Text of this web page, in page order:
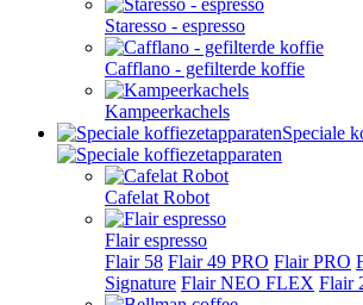
Staresso - espresso
Cafflano - gefilterde koffie
Kampeerkachels
Speciale
Cafelat Robot
Flair espresso
Flair 58 Flair 49 PRO Flair PRO
Signature Flair NEO FLEX Flair